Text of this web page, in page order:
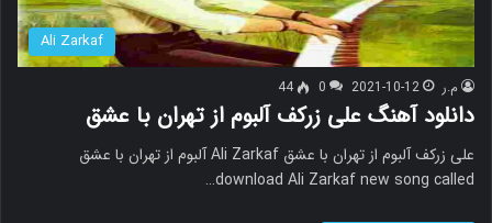
Ali Zarkaf
م.ر 2021-10-12
0
44
دانلود آهنگ علی زرکف آلبوم از تهران با عشق
علی زرکف آلبوم از تهران با عشق Ali Zarkaf آلبوم از تهران با عشق
download Ali Zarkaf new song called…